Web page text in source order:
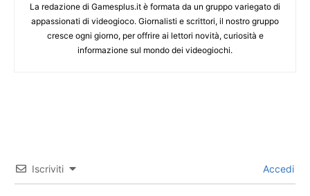
La redazione di Gamesplus.it è formata da un gruppo variegato di
appassionati di videogioco. Giornalisti e scrittori, il nostro gruppo
cresce ogni giorno, per offrire ai lettori novità, curiosità e
informazione sul mondo dei videogiochi.
Iscriviti Accedi